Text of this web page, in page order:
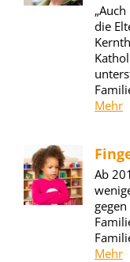
die
Mehr
Ab
Mehr